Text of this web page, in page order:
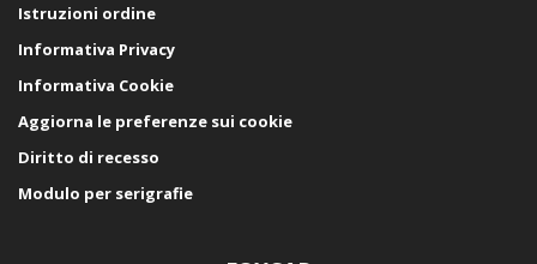
Istruzioni ordine
Informativa Privacy
Informativa Cookie
Aggiorna le preferenze sui cookie
Diritto di recesso
Modulo per serigrafie